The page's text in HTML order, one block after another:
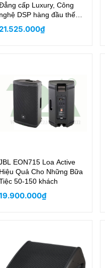
cấp Luxury, Công
nghệ DSP hàng đầu thế
EON715 Loa Active
Hiệu Quả Cho Những Bữa
50-150 khách